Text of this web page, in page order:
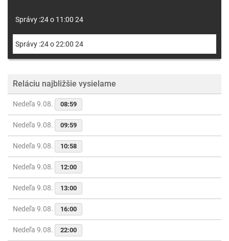
Správy :24 o 11:00 24
Správy :24 o 22:00 24
Reláciu najbližšie vysielame
Nedeľa 9.08. 08:59
Nedeľa 9.08. 09:59
Nedeľa 9.08. 10:58
Nedeľa 9.08. 12:00
Nedeľa 9.08. 13:00
Nedeľa 9.08. 16:00
Nedeľa 9.08. 22:00